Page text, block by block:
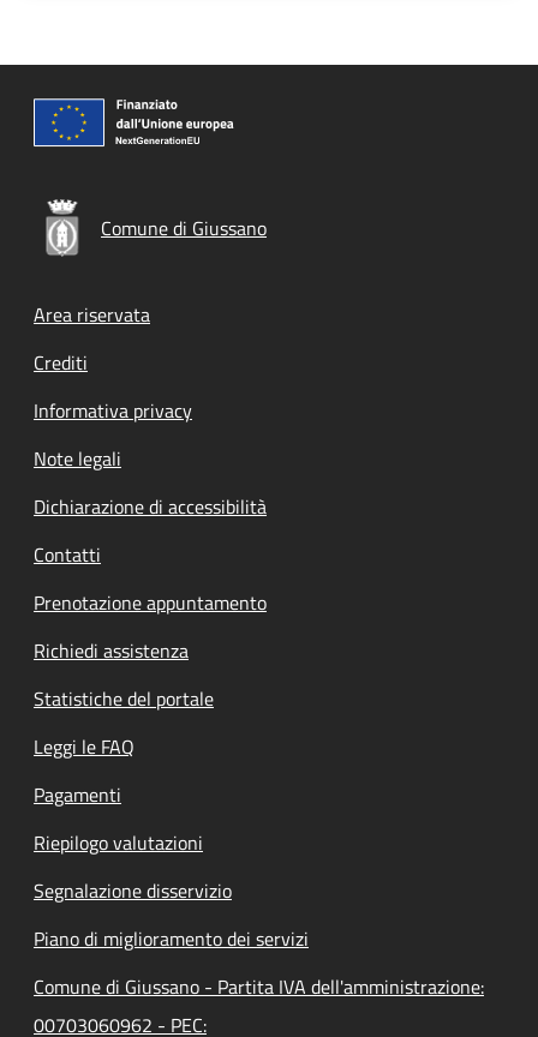
Comune di Giussano
Footer menu
Area riservata
Crediti
Informativa privacy
Note legali
Dichiarazione di accessibilità
Contatti
Prenotazione appuntamento
Richiedi assistenza
Statistiche del portale
Leggi le FAQ
Pagamenti
Riepilogo valutazioni
Segnalazione disservizio
Piano di miglioramento dei servizi
Comune di Giussano - Partita IVA dell'amministrazione:
00703060962 - PEC: